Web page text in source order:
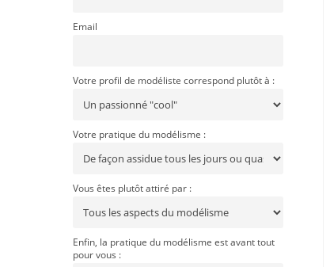
Email
Votre profil de modéliste correspond plutôt à :
Votre pratique du modélisme :
Vous êtes plutôt attiré par :
Enfin, la pratique du modélisme est avant tout
pour vous :